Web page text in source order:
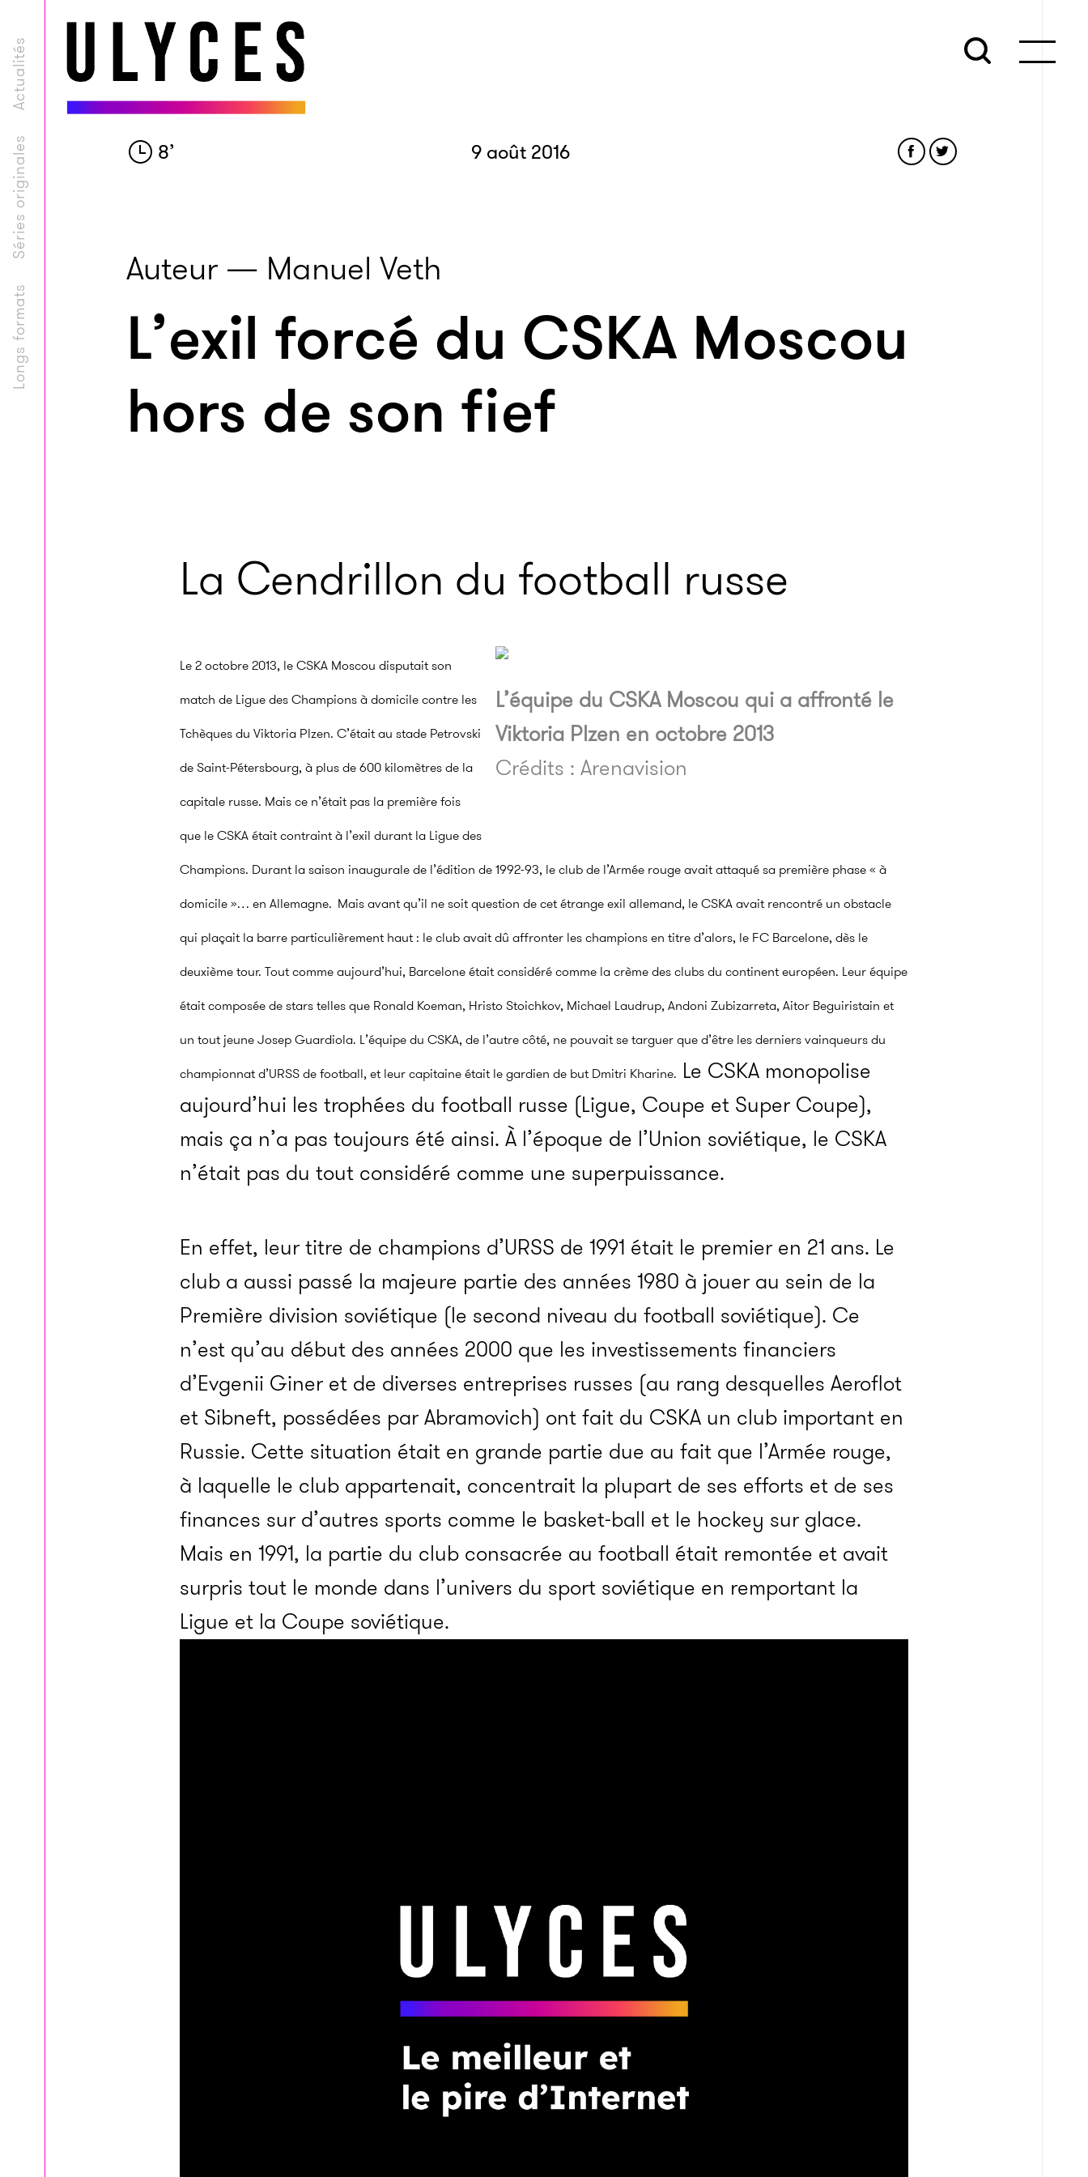
Longs formats
Séries originales
Actualités
8’ 9 août 2016
Auteur — Manuel Veth
L’exil forcé du CSKA Moscou
hors de son fief
La Cendrillon du football russe
L’équipe du CSKA Moscou qui a affronté le
Viktoria Plzen en octobre 2013
Crédits : Arenavision
Le 2 octobre 2013, le CSKA Moscou disputait son
match de Ligue des Champions à domicile contre les
Tchèques du Viktoria Plzen. C’était au stade Petrovski
de Saint-Pétersbourg, à plus de 600 kilomètres de la
capitale russe. Mais ce n’était pas la première fois
que le CSKA était contraint à l’exil durant la Ligue des
Champions. Durant la saison inaugurale de l’édition de 1992-93, le club de l’Armée rouge avait attaqué sa première phase « à
domicile »… en Allemagne. Mais avant qu’il ne soit question de cet étrange exil allemand, le CSKA avait rencontré un obstacle
qui plaçait la barre particulièrement haut : le club avait dû affronter les champions en titre d’alors, le FC Barcelone, dès le
deuxième tour. Tout comme aujourd’hui, Barcelone était considéré comme la crème des clubs du continent européen. Leur équipe
était composée de stars telles que Ronald Koeman, Hristo Stoichkov, Michael Laudrup, Andoni Zubizarreta, Aitor Beguiristain et
un tout jeune Josep Guardiola. L’équipe du CSKA, de l’autre côté, ne pouvait se targuer que d’être les derniers vainqueurs du
championnat d’URSS de football, et leur capitaine était le gardien de but Dmitri Kharine. Le CSKA monopolise
aujourd’hui les trophées du football russe (Ligue, Coupe et Super Coupe),
mais ça n’a pas toujours été ainsi. À l’époque de l’Union soviétique, le CSKA
n’était pas du tout considéré comme une superpuissance.
En effet, leur titre de champions d’URSS de 1991 était le premier en 21 ans. Le
club a aussi passé la majeure partie des années 1980 à jouer au sein de la
Première division soviétique (le second niveau du football soviétique). Ce
n’est qu’au début des années 2000 que les investissements financiers
d’Evgenii Giner et de diverses entreprises russes (au rang desquelles Aeroflot
et Sibneft, possédées par Abramovich) ont fait du CSKA un club important en
Russie. Cette situation était en grande partie due au fait que l’Armée rouge,
à laquelle le club appartenait, concentrait la plupart de ses efforts et de ses
finances sur d’autres sports comme le basket-ball et le hockey sur glace.
Mais en 1991, la partie du club consacrée au football était remontée et avait
surpris tout le monde dans l’univers du sport soviétique en remportant la
Ligue et la Coupe soviétique.